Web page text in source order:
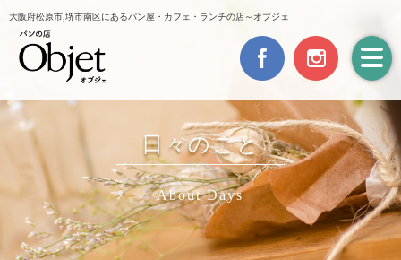
大阪府松原市,堺市南区にあるパン屋・カフェ・ランチの店～オブジェ
日々のこと
About Days